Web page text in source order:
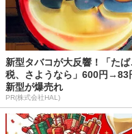
新型タバコが大反響！「たば
税、さようなら」600円→83
新型が爆売れ
PR(株式会社HAL)